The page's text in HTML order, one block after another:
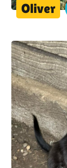
Oliver